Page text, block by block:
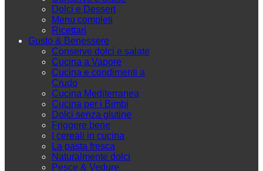
Dolci e Dessert
Menu completi
Ricettari
Gusto & Benessere
Conserve dolci e salate
Cucina a Vapore
Cucina e condimenti a
Crudo
Cucina Mediterranea
Cucina per i Bimbi
Dolci senza glutine
Friggere bene
I cereali in cucina
La pasta fresca
Naturalmente dolci
Pesce & Vedure